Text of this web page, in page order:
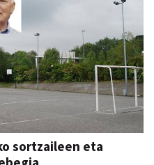
sortzaileen eta